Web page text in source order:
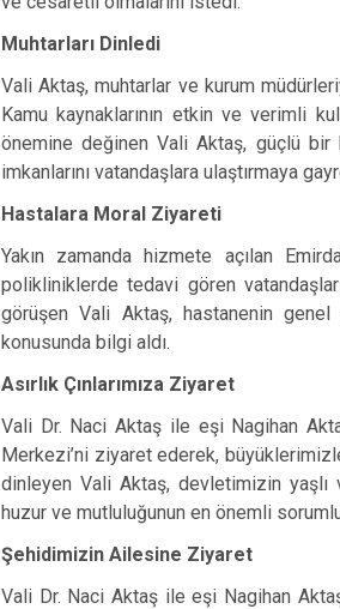
Muhtarları Dinledi
Vali Aktaş, muhtarlar ve kurum
Kamu kaynaklarının etkin ve verimli
önemine değinen Vali Aktaş, güçlü
imkanlarını vatandaşlara ulaştırmaya
Hastalara Moral Ziyareti
Yakın zamanda hizmete açılan
polikliniklerde tedavi gören
görüşen Vali Aktaş, hastanenin genel
konusunda bilgi aldı.
Asırlık Çınlarımıza Ziyaret
Vali Dr. Naci Aktaş ile eşi Nagihan
Merkezi’ni ziyaret ederek,
dinleyen Vali Aktaş, devletimizin yaşlı
huzur ve mutluluğunun en önemli
Şehidimizin Ailesine Ziyaret
Vali Dr. Naci Aktaş ile eşi Nagihan